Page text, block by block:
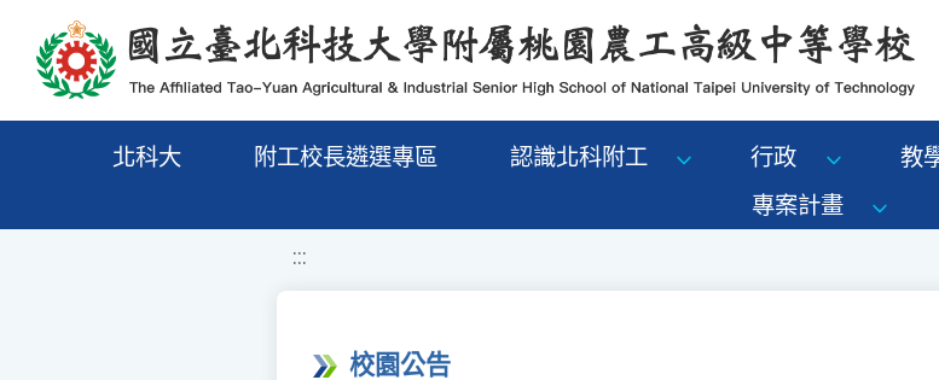
移至網頁之主要內容區位置
北科大 附工校長遴選專區 認識北科附工 行政 教
專案計畫
:::
校園公告